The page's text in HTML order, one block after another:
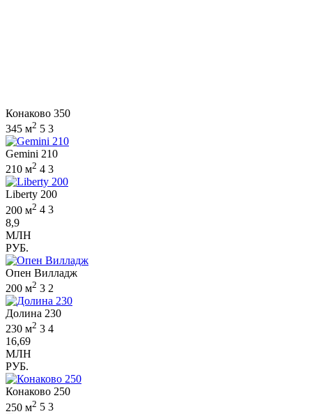
Конаково 350
345 м2 5 3
Gemini 210
210 м2 4 3
Liberty 200
200 м2 4 3
8,9
МЛН
РУБ.
Опен Вилладж
200 м2 3 2
Долина 230
230 м2 3 4
16,69
МЛН
РУБ.
Конаково 250
250 м2 5 3